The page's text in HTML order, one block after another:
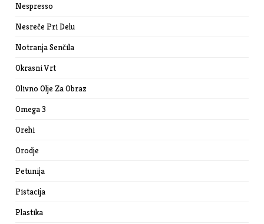
Nespresso
Nesreče Pri Delu
Notranja Senčila
Okrasni Vrt
Olivno Olje Za Obraz
Omega 3
Orehi
Orodje
Petunija
Pistacija
Plastika